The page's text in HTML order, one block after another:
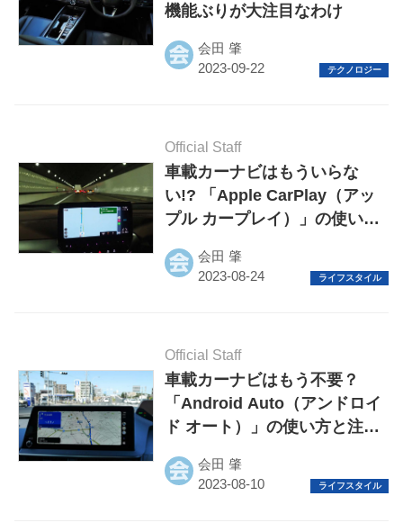
機能ぶりが大注目なわけ
会田 肇
Official Staff
車載カーナビはもういらな
い!? 「Apple CarPlay（アッ
プル カープレイ）」の使い
は
会田 肇
Official Staff
車載カーナビはもう不要？
「Android Auto（アンドロイ
ド オート）」の使い方と注意
会田 肇